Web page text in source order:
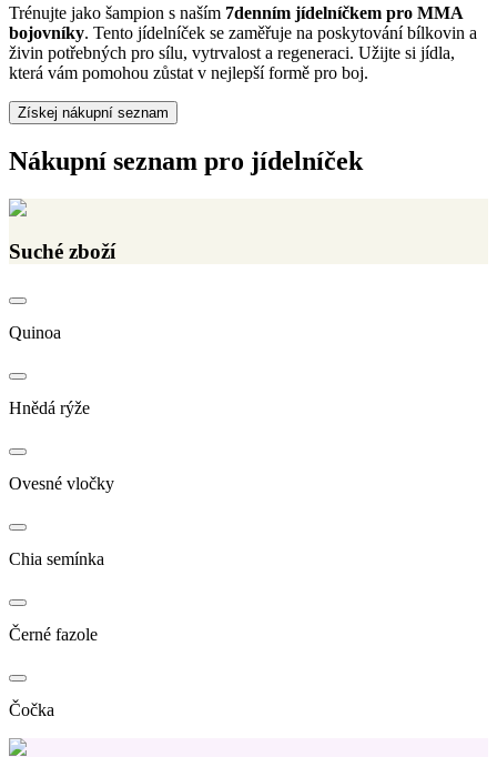
Trénujte jako šampion s naším 7denním jídelníčkem pro MMA
bojovníky. Tento jídelníček se zaměřuje na poskytování bílkovin a
živin potřebných pro sílu, vytrvalost a regeneraci. Užijte si jídla,
která vám pomohou zůstat v nejlepší formě pro boj.
Získej nákupní seznam
Nákupní seznam pro jídelníček
Suché zboží
Quinoa
Hnědá rýže
Ovesné vločky
Chia semínka
Černé fazole
Čočka